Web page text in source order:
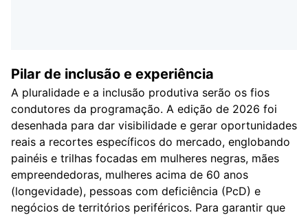
Pilar de inclusão e experiência
A pluralidade e a inclusão produtiva serão os fios
condutores da programação. A edição de 2026 foi
desenhada para dar visibilidade e gerar oportunidades
reais a recortes específicos do mercado, englobando
painéis e trilhas focadas em mulheres negras, mães
empreendedoras, mulheres acima de 60 anos
(longevidade), pessoas com deficiência (PcD) e
negócios de territórios periféricos. Para garantir que